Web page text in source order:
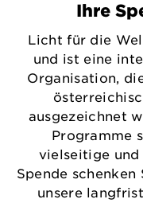
Ihre
Licht für die
und ist eine
Organisation,
ausgezeichnet
Programme
vielseitige
Spende
unsere